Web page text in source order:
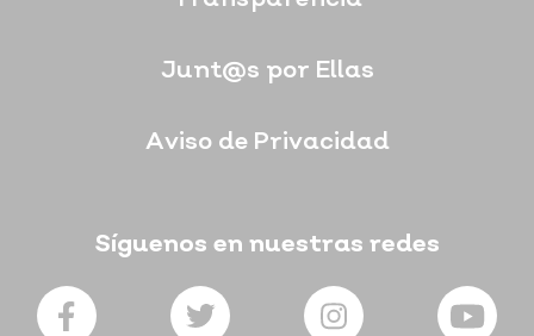
Junt@s por Ellas
Aviso de Privacidad
Síguenos en nuestras redes